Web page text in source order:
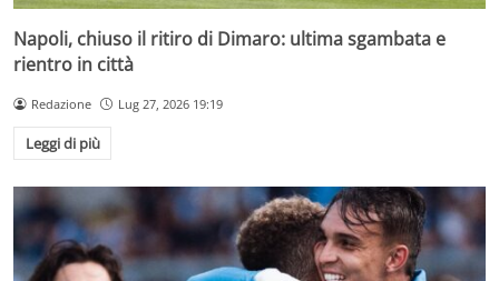
Napoli, chiuso il ritiro di Dimaro: ultima sgambata e
rientro in città
Redazione Lug 27, 2026 19:19
Leggi di più